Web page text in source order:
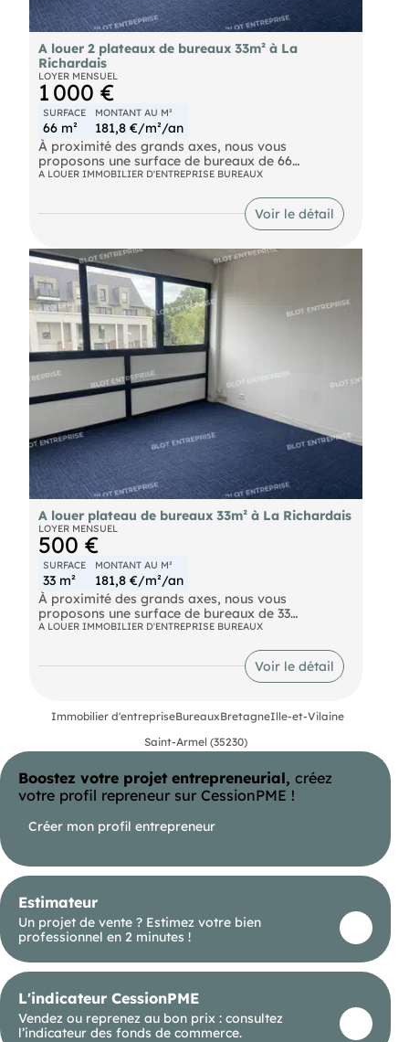
A louer 2 plateaux de bureaux 33m² à La
Richardais
LOYER MENSUEL
1 000 €
SURFACE
66 m²
MONTANT AU M²
181,8 €/m²/an
À proximité des grands axes, nous vous
proposons une surface de bureaux de 66
m² comprenant quatre bureaux indépendants et
Les informations sur les risques naturels, miniers,
ou technologiques, auxquels ces biens sont
exposés, sont disponibles sur le site
A LOUER IMMOBILIER D'ENTREPRISE BUREAUX
Voir le détail
A louer plateau de bureaux 33m² à La Richardais
LOYER MENSUEL
500 €
SURFACE
33 m²
MONTANT AU M²
181,8 €/m²/an
À proximité des grands axes, nous vous
proposons une surface de bureaux de 33
m² comprenant deux bureaux indépendants et un
informations sur les risques naturels, miniers, ou
technologiques, auxquels ces biens sont exposés,
A LOUER IMMOBILIER D'ENTREPRISE BUREAUX
Voir le détail
Immobilier d'entrepriseBureauxBretagneIlle-et-Vilaine
Saint-Armel (35230)
Boostez votre projet entrepreneurial, créez
votre profil repreneur sur CessionPME !
Créer mon profil entrepreneur
Estimateur
Un projet de vente ? Estimez votre bien
professionnel en 2 minutes !
L'indicateur CessionPME
Vendez ou reprenez au bon prix : consultez
l’indicateur des fonds de commerce.